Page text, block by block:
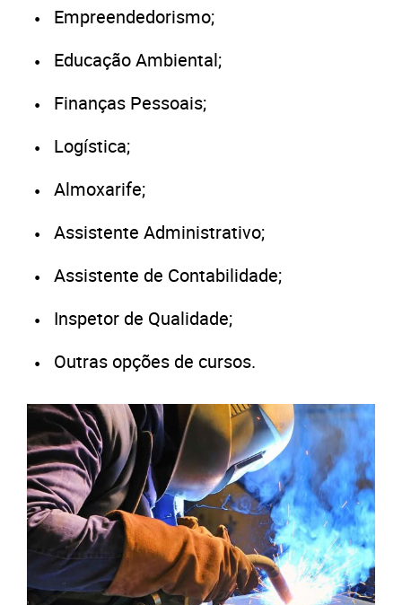
Empreendedorismo;
Educação Ambiental;
Finanças Pessoais;
Logística;
Almoxarife;
Assistente Administrativo;
Assistente de Contabilidade;
Inspetor de Qualidade;
Outras opções de cursos.